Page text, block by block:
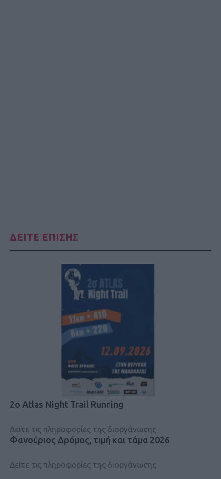
ΔΕΙΤΕ ΕΠΙΣΗΣ
2ο Atlas Night Trail Running
Δείτε τις πληροφορίες της διοργάνωσης
Φανούριος Δρόμος, τιμή και τάμα 2026
Δείτε τις πληροφορίες της διοργάνωσης